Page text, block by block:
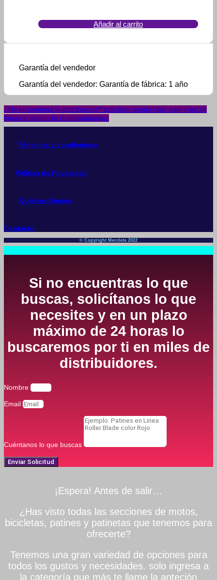
Añadir al carrito
Garantía del vendedor
Garantía del vendedor: Garantía de fábrica: 1 año
¿No encuentras lo que buscas? solicítalo dando click aquí y en 24
horas o menos te lo encontramos.
Términos y condiciones
Política de Privacidad
Quiénes Somos
Contacto
© Copyright Mercleta 2022
Si no encuentras lo que
buscas, solicítanos lo que
necesites y en un plazo
máximo de 24 horas lo
buscaremos por ti en miles de
distribuidores.
Nombre
Email
Cuéntanos lo que buscas
Enviar Solicitud
¡Espera! Antes de salir…
¿Has visto todas las secciones de motos,
bicicletas, patines y patinetas que tenemos para
ofrecerte?
Tenemos una gran variedad de opciones para
todos los gustos y necesidades. solo ingresa a
la categoría que más te llame la anteción